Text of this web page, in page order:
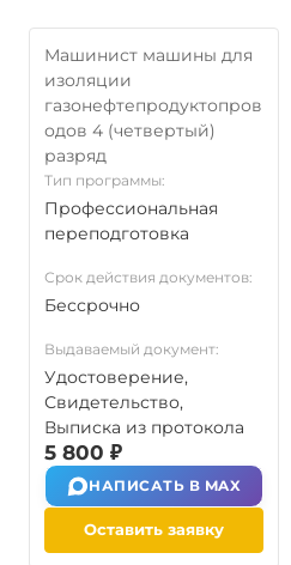
Машинист машины для
изоляции
газонефтепродуктопров
одов 4 (четвертый)
разряд
Тип программы:
Профессиональная
переподготовка
Срок действия документов:
Бессрочно
Выдаваемый документ:
Удостоверение,
Свидетельство,
Выписка из протокола
5 800 ₽
НАПИСАТЬ В MAX
Оставить заявку